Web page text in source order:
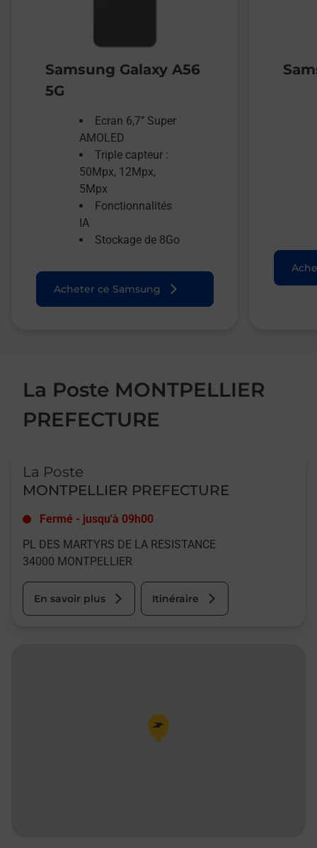
Samsung Galaxy A56
5G
Ecran 6,7’’ Super
AMOLED
Triple capteur :
50Mpx, 12Mpx,
5Mpx
Fonctionnalités
IA
Stockage de 8Go
Acheter ce Samsung
La Poste MONTPELLIER
PREFECTURE
La Poste
MONTPELLIER PREFECTURE
Fermé - jusqu'à 09h00
PL DES MARTYRS DE LA RESISTANCE
34000 MONTPELLIER
En savoir plus Itinéraire
Pin de la carte